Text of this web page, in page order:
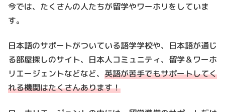
今では、たくさんの人たちが留学やワーホリをしていま
す。
日本語のサポートがついている語学学校や、日本語が通じ
る部屋探しのサイト、日本人コミュニティ、留学＆ワーホ
リエージェントなどなど、 英語が苦手でもサポートしてく
れる機関はたくさんあります！